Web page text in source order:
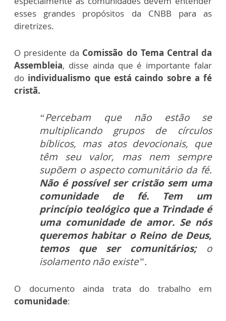
esses grandes propósitos da CNBB para as
diretrizes.
O presidente da Comissão do Tema Central da
Assembleia, disse ainda que é importante falar
do individualismo que está caindo sobre a fé
cristã.
“Percebam que não estão se
multiplicando grupos de círculos
bíblicos, mas atos devocionais, que
têm seu valor, mas nem sempre
supõem o aspecto comunitário da fé.
Não é possível ser cristão sem uma
comunidade de fé. Tem um
princípio teológico que a Trindade é
uma comunidade de amor. Se nós
queremos habitar o Reino de Deus,
temos que ser comunitários;o
isolamento não existe”.
O documento ainda trata do trabalho em
comunidade: